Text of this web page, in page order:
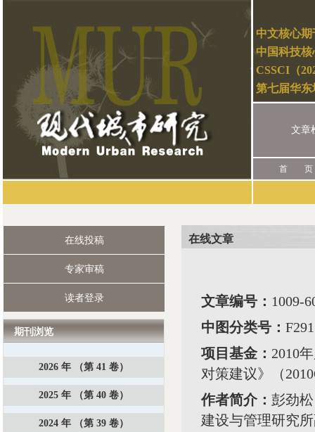
中文核心期
中国科技核
CSSCI（
第七届华
文章
首 页
在线文章
文章编号： 1009-
中图分类号：
项目基金： 2010
对策建议》（
作者简介： 彭劲
建设与管理研究
在线投稿
专家审稿
读者登录
期刊浏览
2026 年 （第 41 卷）
2025 年 （第 40 卷）
2024 年 （第 39 卷）